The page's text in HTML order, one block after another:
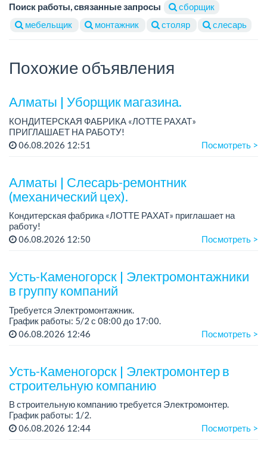
Поиск работы, связанные запросы
сборщик
мебельщик
монтажник столяр слесарь
Похожие объявления
Алматы | Уборщик магазина.
КОНДИТЕРСКАЯ ФАБРИКА «ЛОТТЕ РАХАТ»
ПРИГЛАШАЕТ НА РАБОТУ!
График работы: сменный.
06.08.2026 12:51 Посмотреть >
Алматы | Слесарь-ремонтник
(механический цех).
Кондитерская фабрика «ЛОТТЕ РАХАТ» приглашает на
работу!
График работы: сменный.
06.08.2026 12:50 Посмотреть >
Усть-Каменогорск | Электромонтажники
в группу компаний
Требуется Электромонтажник.
График работы: 5/2 с 08:00 до 17:00.
Требования:
06.08.2026 12:46 Посмотреть >
Усть-Каменогорск | Электромонтер в
строительную компанию
В строительную компанию требуется Электромонтер.
График работы: 1/2.
Зарплата: 350 000 тенге на карту банка.
06.08.2026 12:44 Посмотреть >